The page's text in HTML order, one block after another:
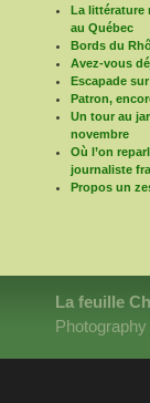
La littérature
au Québec
Bords du
Avez-vous
Escapade
Patron,
Un tour au
novembre
Où l’on
journaliste
Propos un
La feuille
Photography